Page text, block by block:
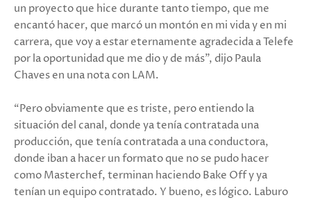
un proyecto que hice durante tanto tiempo, que me
encantó hacer, que marcó un montón en mi vida y en mi
carrera, que voy a estar eternamente agradecida a Telefe
por la oportunidad que me dio y de más”, dijo Paula
Chaves en una nota con LAM.
“Pero obviamente que es triste, pero entiendo la
situación del canal, donde ya tenía contratada una
producción, que tenía contratada a una conductora,
donde iban a hacer un formato que no se pudo hacer
como Masterchef, terminan haciendo Bake Off y ya
tenían un equipo contratado. Y bueno, es lógico. Laburo